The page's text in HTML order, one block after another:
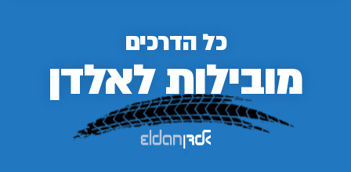
כל הדרכים
מובילות לאלדן